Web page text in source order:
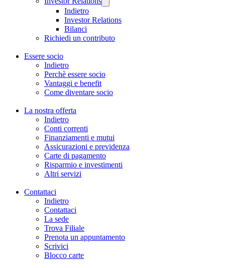
Indietro
Investor Relations
Bilanci
Richiedi un contributo
Essere socio
Indietro
Perchè essere socio
Vantaggi e benefit
Come diventare socio
La nostra offerta
Indietro
Conti correnti
Finanziamenti e mutui
Assicurazioni e previdenza
Carte di pagamento
Risparmio e investimenti
Altri servizi
Contattaci
Indietro
Contattaci
La sede
Trova Filiale
Prenota un appuntamento
Scrivici
Blocco carte